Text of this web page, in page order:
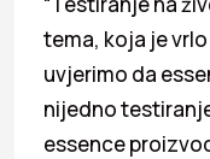
tema, koja je
uvjerimo da
nijedno
essence